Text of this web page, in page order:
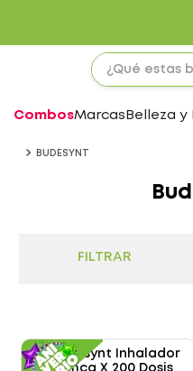
CombosMarcas Belleza
BUDESYNT
FILTRAR